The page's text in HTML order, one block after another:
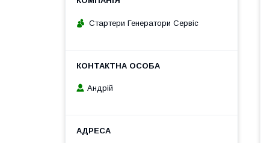
Стартери Генератори Сервіс
Андрій